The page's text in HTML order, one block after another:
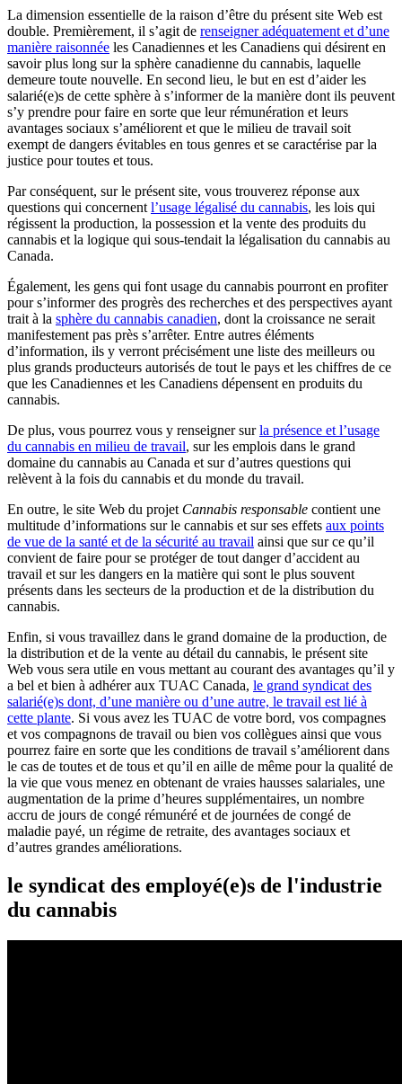
La dimension essentielle de la raison d’être du présent site Web est
double. Premièrement, il s’agit de renseigner adéquatement et d’une
manière raisonnée les Canadiennes et les Canadiens qui désirent en
savoir plus long sur la sphère canadienne du cannabis, laquelle
demeure toute nouvelle. En second lieu, le but en est d’aider les
salarié(e)s de cette sphère à s’informer de la manière dont ils peuvent
s’y prendre pour faire en sorte que leur rémunération et leurs
avantages sociaux s’améliorent et que le milieu de travail soit
exempt de dangers évitables en tous genres et se caractérise par la
justice pour toutes et tous.
Par conséquent, sur le présent site, vous trouverez réponse aux
questions qui concernent l’usage légalisé du cannabis, les lois qui
régissent la production, la possession et la vente des produits du
cannabis et la logique qui sous-tendait la légalisation du cannabis au
Canada.
Également, les gens qui font usage du cannabis pourront en profiter
pour s’informer des progrès des recherches et des perspectives ayant
trait à la sphère du cannabis canadien, dont la croissance ne serait
manifestement pas près s’arrêter. Entre autres éléments
d’information, ils y verront précisément une liste des meilleurs ou
plus grands producteurs autorisés de tout le pays et les chiffres de ce
que les Canadiennes et les Canadiens dépensent en produits du
cannabis.
De plus, vous pourrez vous y renseigner surla présence et l’usage
du cannabis en milieu de travail, sur les emplois dans le grand
domaine du cannabis au Canada et sur d’autres questions qui
relèvent à la fois du cannabis et du monde du travail.
En outre, le site Web du projet Cannabis responsable contient une
multitude d’informations sur le cannabis et sur ses effets aux points
de vue de la santé et de la sécurité au travail ainsi que sur ce qu’il
convient de faire pour se protéger de tout danger d’accident au
travail et sur les dangers en la matière qui sont le plus souvent
présents dans les secteurs de la production et de la distribution du
cannabis.
Enfin, si vous travaillez dans le grand domaine de la production, de
la distribution et de la vente au détail du cannabis, le présent site
Web vous sera utile en vous mettant au courant des avantages qu’il y
a bel et bien à adhérer aux TUAC Canada, le grand syndicat des
salarié(e)s dont, d’une manière ou d’une autre, le travail est lié à
cette plante. Si vous avez les TUAC de votre bord, vos compagnes
et vos compagnons de travail ou bien vos collègues ainsi que vous
pourrez faire en sorte que les conditions de travail s’améliorent dans
le cas de toutes et de tous et qu’il en aille de même pour la qualité de
la vie que vous menez en obtenant de vraies hausses salariales, une
augmentation de la prime d’heures supplémentaires, un nombre
accru de jours de congé rémunéré et de journées de congé de
maladie payé, un régime de retraite, des avantages sociaux et
d’autres grandes améliorations.
le syndicat des employé(e)s de l'industrie
du cannabis